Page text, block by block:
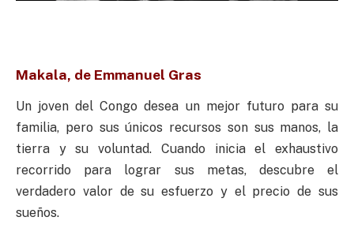
Makala, de Emmanuel Gras
Un joven del Congo desea un mejor futuro para su
familia, pero sus únicos recursos son sus manos, la
tierra y su voluntad. Cuando inicia el exhaustivo
recorrido para lograr sus metas, descubre el
verdadero valor de su esfuerzo y el precio de sus
sueños.